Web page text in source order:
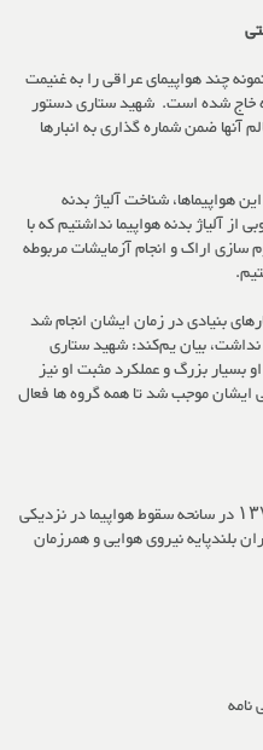
چند هواپیمای عراقی را به غنیمت
خاج شده است. شهید ستاری دستور
آنها ضمن شماره گذاری به انبارها
هواپیماها، شناخت آلیاژ بدنه
از آلیاژ بدنه هواپیما نداشتیم که با
سازی اراک و انجام آزمایشات مربوطه
بنیادی در زمان ایشان انجام شد
بیان یم‌کند: شهید ستاری
بسیار بزرگ و عملکرد مثبت او نیز
ایشان موجب شد تا همه گروه ها فعال
امیرسرلشگر منصور ستاری در 15 دی ۱۳۷۳ در سانحه سقوط هواپیما در نزدیکی
بلندپایه نیروی هوایی و همرزمان